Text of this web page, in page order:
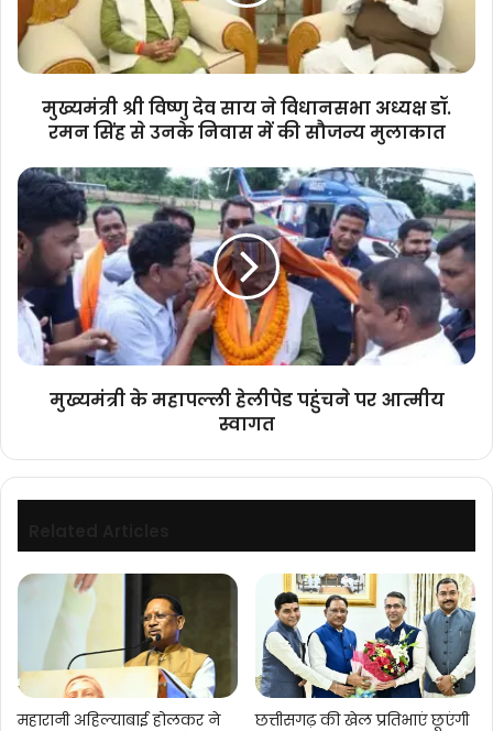
विधानसभा
अध्यक्ष
डॉ.
निवास
की
सौजन्य
मुलाकात
मुख्यमंत्री श्री विष्णु देव साय ने विधानसभा अध्यक्ष डॉ.
रमन सिंह से उनके निवास में की सौजन्य मुलाकात
मुख्यमंत्री
महापल्ली
हेलीपेड
पहुंचने
पर
आत्मीय
स्वागत
मुख्यमंत्री के महापल्ली हेलीपेड पहुंचने पर आत्मीय
स्वागत
महारानी अहिल्याबाई होलकर ने
छत्तीसगढ़ की खेल प्रतिभाएं छूएंगी